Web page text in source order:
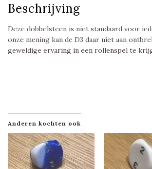
aantal
Beschrijving
Deze dobbelsteen is niet standaard voor
onze mening kan de D3 daar niet aan
geweldige ervaring in een rollenspel te
Anderen kochten ook